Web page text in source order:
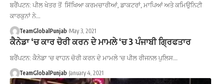
ਬਰੈਂਪਟਨ: ਪੀਲ ਖੇਤਰ ਤੋਂ ਸਿੱਖਿਆ ਕਰਮਚਾਰੀਆਂ, ਡਾਕਟਰਾਂ, ਮਾਪਿਆਂ ਅਤੇ ਕਮਿਉਨਿਟੀ
ਕਾਰਕੁਨਾਂ ਨੇ…
TeamGlobalPunjab May 3, 2021
ਕੈਨੇਡਾ ‘ਚ ਕਾਰ ਚੋਰੀ ਕਰਨ ਦੇ ਮਾਮਲੇ ‘ਚ 3 ਪੰਜਾਬੀ ਗ੍ਰਿਫਤਾਰ
ਬਰੈਂਪਟਨ: ਕੈਨੇਡਾ 'ਚ ਵਾਹਨ ਚੋਰੀ ਕਰਨ ਦੇ ਮਾਮਲੇ 'ਚ ਪੀਲ ਰੀਜਨਲ ਪੁਲਿਸ…
TeamGlobalPunjab January 4, 2021